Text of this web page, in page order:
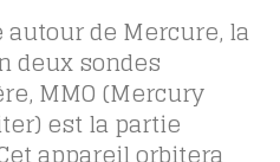
de Mercure, la
deux sondes
MMO (Mercury
est la partie